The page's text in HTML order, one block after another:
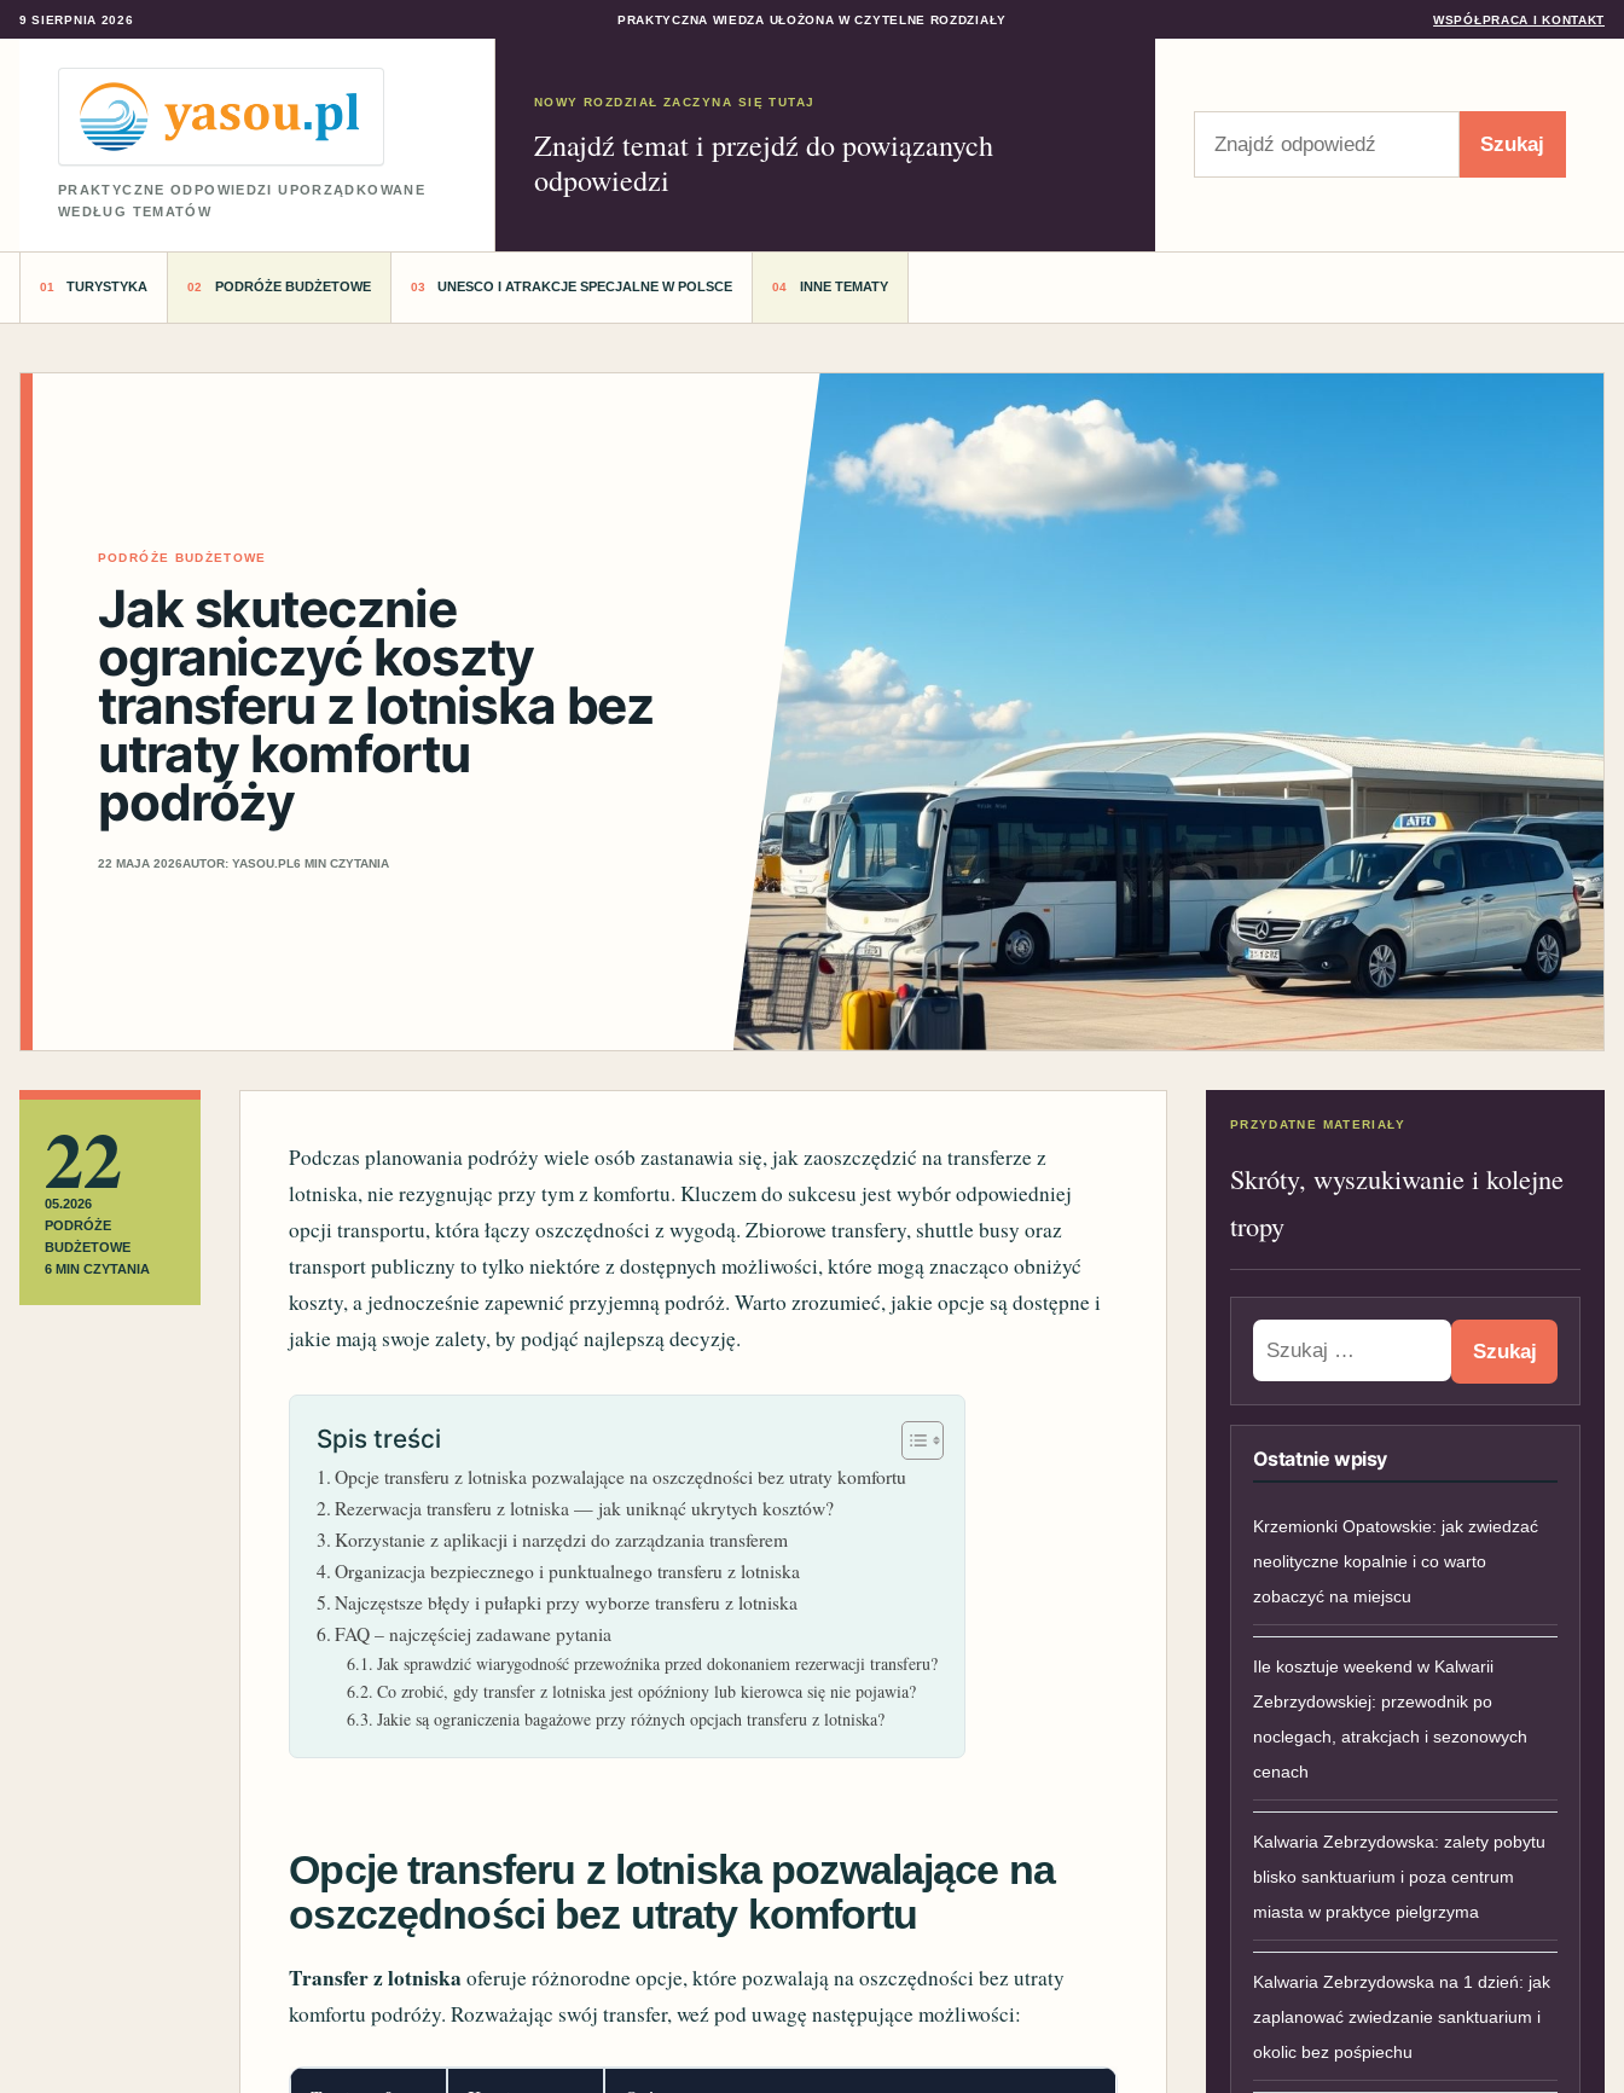
9 SIERPNIA 2026 PRAKTYCZNA WIEDZA UŁOŻONA W CZYTELNE ROZDZIAŁY WSPÓŁPRACA I KONTAKT
PRAKTYCZNE ODPOWIEDZI UPORZĄDKOWANE
WEDŁUG TEMATÓW
NOWY ROZDZIAŁ ZACZYNA SIĘ TUTAJ
Znajdź temat i przejdź do powiązanych
odpowiedzi
Szukaj
TURYSTYKA PODRÓŻE BUDŻETOWE UNESCO I ATRAKCJE SPECJALNE W POLSCE INNE TEMATY
PODRÓŻE BUDŻETOWE
Jak skutecznie
ograniczyć koszty
transferu z lotniska bez
utraty komfortu
podróży
22 MAJA 2026AUTOR: YASOU.PL6 MIN CZYTANIA
22
05.2026
PODRÓŻE
BUDŻETOWE
6 MIN CZYTANIA
Podczas planowania podróży wiele osób zastanawia się, jak zaoszczędzić na transferze z
lotniska, nie rezygnując przy tym z komfortu. Kluczem do sukcesu jest wybór odpowiedniej
opcji transportu, która łączy oszczędności z wygodą. Zbiorowe transfery, shuttle busy oraz
transport publiczny to tylko niektóre z dostępnych możliwości, które mogą znacząco obniżyć
koszty, a jednocześnie zapewnić przyjemną podróż. Warto zrozumieć, jakie opcje są dostępne i
jakie mają swoje zalety, by podjąć najlepszą decyzję.
Spis treści
Opcje transferu z lotniska pozwalające na oszczędności bez utraty komfortu
Rezerwacja transferu z lotniska — jak uniknąć ukrytych kosztów?
Korzystanie z aplikacji i narzędzi do zarządzania transferem
Organizacja bezpiecznego i punktualnego transferu z lotniska
Najczęstsze błędy i pułapki przy wyborze transferu z lotniska
FAQ – najczęściej zadawane pytania
Jak sprawdzić wiarygodność przewoźnika przed dokonaniem rezerwacji transferu?
Co zrobić, gdy transfer z lotniska jest opóźniony lub kierowca się nie pojawia?
Jakie są ograniczenia bagażowe przy różnych opcjach transferu z lotniska?
Opcje transferu z lotniska pozwalające na
oszczędności bez utraty komfortu
Transfer z lotniska oferuje różnorodne opcje, które pozwalają na oszczędności bez utraty
komfortu podróży. Rozważając swój transfer, weź pod uwagę następujące możliwości:
PRZYDATNE MATERIAŁY
Skróty, wyszukiwanie i kolejne
tropy
Szukaj:
Ostatnie wpisy
Krzemionki Opatowskie: jak zwiedzać
neolityczne kopalnie i co warto
zobaczyć na miejscu
Ile kosztuje weekend w Kalwarii
Zebrzydowskiej: przewodnik po
noclegach, atrakcjach i sezonowych
cenach
Kalwaria Zebrzydowska: zalety pobytu
blisko sanktuarium i poza centrum
miasta w praktyce pielgrzyma
Kalwaria Zebrzydowska na 1 dzień: jak
zaplanować zwiedzanie sanktuarium i
okolic bez pośpiechu